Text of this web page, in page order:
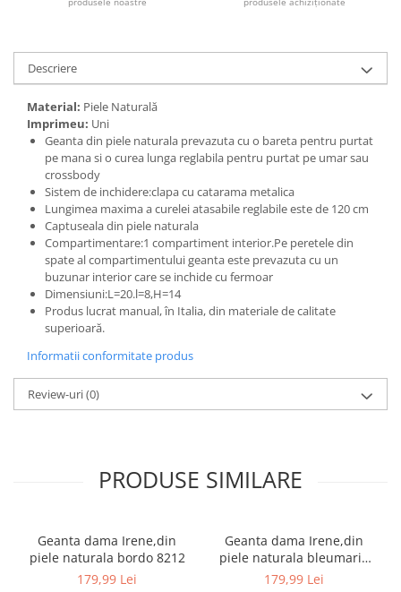
Descriere
Material: Piele Naturală
Imprimeu: Uni
Geanta din piele naturala prevazuta cu o bareta pentru purtat
pe mana si o curea lunga reglabila pentru purtat pe umar sau
crossbody
Sistem de inchidere:clapa cu catarama metalica
Lungimea maxima a curelei atasabile reglabile este de 120 cm
Captuseala din piele naturala
Compartimentare:1 compartiment interior.Pe peretele din
spate al compartimentului geanta este prevazuta cu un
buzunar interior care se inchide cu fermoar
Dimensiuni:L=20.l=8,H=14
Produs lucrat manual, în Italia, din materiale de calitate
superioară.
Informatii conformitate produs
Review-uri(0)
PRODUSE SIMILARE
Geanta dama Irene,din
piele naturala bordo 8212
179,99 Lei
Geanta dama Irene,din
piele naturala bleumarin
8212
179,99 Lei